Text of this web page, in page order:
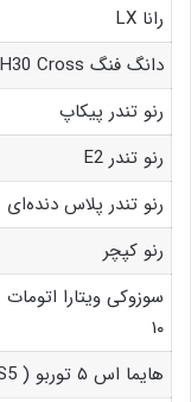
رانا LX
دانگ فنگ H30 Cross
رنو تندر پیکاپ
رنو تندر E2
رنو تندر پلاس دنده‌ای
رنو کپچر
سوزوکی ویتارا
۱۰
هایما اس ۵ توربو ( S5 )